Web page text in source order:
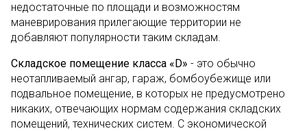
недостаточные по площади и возможностям
маневрирования прилегающие территории не
добавляют популярности таким складам.
Складское помещение класса «D» - это обычно
неотапливаемый ангар, гараж, бомбоубежище или
подвальное помещение, в которых не предусмотрено
никаких, отвечающих нормам содержания складских
помещений, технических систем. С экономической